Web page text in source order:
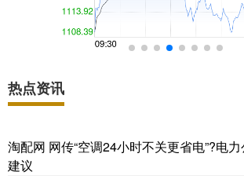
热点资讯
淘配网 网传“空调24小时不关更省电”?电
建议